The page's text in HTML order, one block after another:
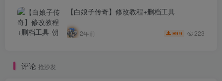
【白娘子传奇】修改教程+删档工具
2年前 R9.9 223
评论 抢沙发